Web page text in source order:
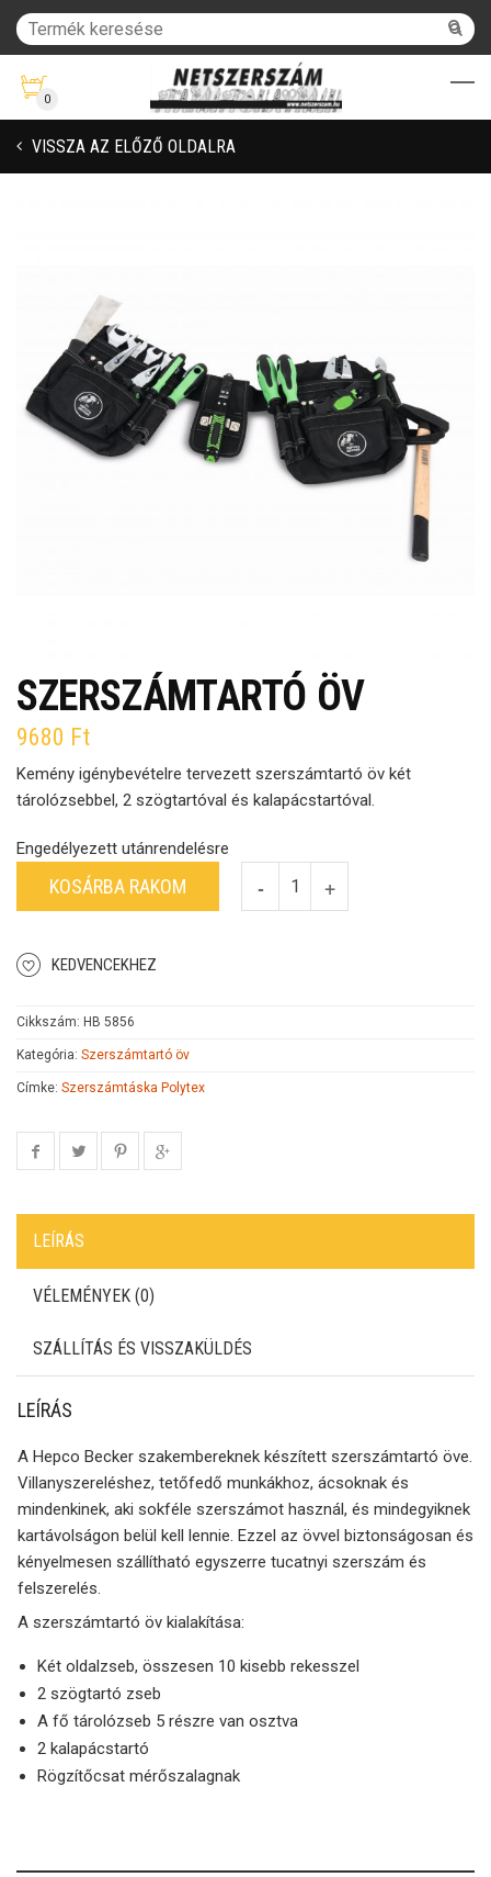
0
VISSZA AZ ELŐZŐ OLDALRA
SZERSZÁMTARTÓ ÖV
9680 Ft
Kemény igénybevételre tervezett szerszámtartó öv két
tárolózsebbel, 2 szögtartóval és kalapácstartóval.
Engedélyezett utánrendelésre
KOSÁRBA RAKOM
KEDVENCEKHEZ
Cikkszám: HB 5856
Kategória: Szerszámtartó öv
Címke: Szerszámtáska Polytex
LEÍRÁS
VÉLEMÉNYEK (0)
SZÁLLÍTÁS ÉS VISSZAKÜLDÉS
LEÍRÁS
A Hepco Becker szakembereknek készített szerszámtartó öve.
Villanyszereléshez, tetőfedő munkákhoz, ácsoknak és
mindenkinek, aki sokféle szerszámot használ, és mindegyiknek
kartávolságon belül kell lennie. Ezzel az övvel biztonságosan és
kényelmesen szállítható egyszerre tucatnyi szerszám és
felszerelés.
A szerszámtartó öv kialakítása:
Két oldalzseb, összesen 10 kisebb rekesszel
2 szögtartó zseb
A fő tárolózseb 5 részre van osztva
2 kalapácstartó
Rögzítőcsat mérőszalagnak